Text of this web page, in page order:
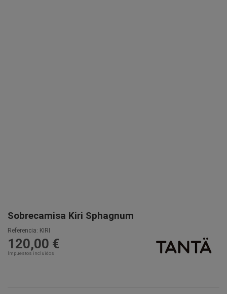
Sobrecamisa Kiri Sphagnum
Referencia: KIRI
120,00 €
Impuestos incluidos